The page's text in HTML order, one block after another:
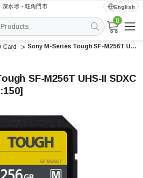
深水埗・旺角門市 English
0
Card Sony M-Series Tough SF-M256T UHS-II SDXC 256GB [R:277 W:150]
SF-M256T UHS-II SDXC